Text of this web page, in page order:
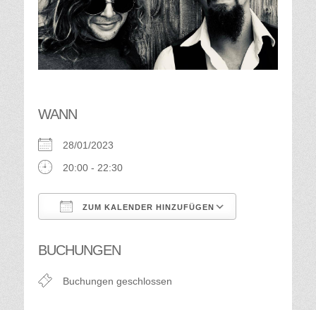
WANN
28/01/2023
20:00 - 22:30
ZUM KALENDER HINZUFÜGEN
BUCHUNGEN
Buchungen geschlossen